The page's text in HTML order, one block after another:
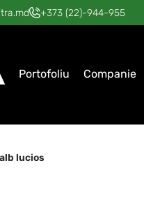
+373 (22)-944-955
Portofoliu Companie
lucios